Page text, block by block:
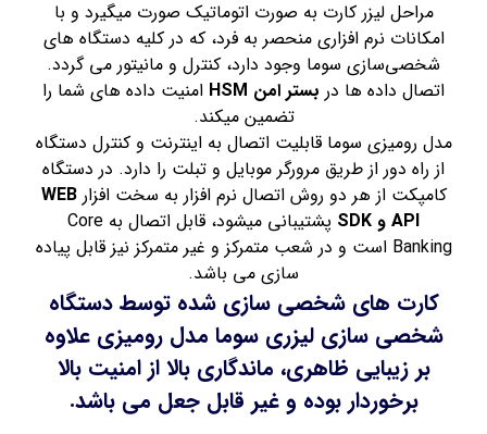
مراحل لیزر کارت به صورت اتوماتیک صورت میگیرد و با
امکانات نرم افزاری منحصر به فرد، که در کلیه دستگاه های
شخصی‌سازی سوما وجود دارد، کنترل و مانیتور می گردد.
اتصال داده ها در بستر امن HSM
امنیت داده های شما را
تضمین میکند.
مدل رومیزی سوما قابلیت اتصال به اینترنت و کنترل دستگاه
از راه دور از طریق مرورگر موبایل و تبلت را دارد. در دستگاه
کامپکت از هر دو روش اتصال نرم افزار به سخت افزارWEB
API و SDK
پشتیبانی میشود، قابل اتصال به Core
Banking است و در شعب متمرکز و غیر متمرکز نیز قابل پیاده
سازی می باشد.
کارت های شخصی سازی شده توسطدستگاه
شخصی سازی لیزری سوما مدل رومیزی علاوه
بر زیبایی ظاهری، ماندگاری بالا از امنیت بالا
برخوردار بوده و غیر قابل جعل می باشد.